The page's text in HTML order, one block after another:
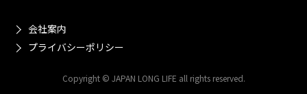
会社案内
プライバシーポリシー
Copyright © JAPAN LONG LIFE all rights reserved.